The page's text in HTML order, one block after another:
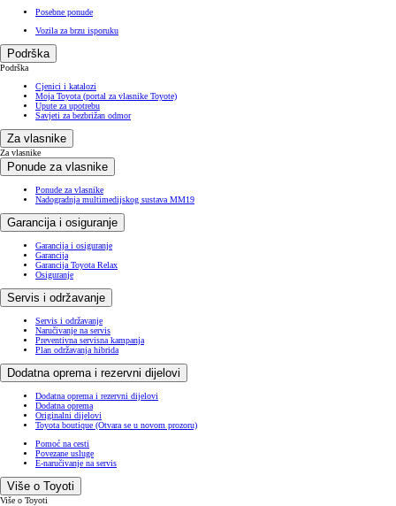
Posebne ponude
Vozila za brzu isporuku
Podrška
Podrška
Cjenici i katalozi
Moja Toyota (portal za vlasnike Toyote)
Upute za upotrebu
Savjeti za bezbrižan odmor
Za vlasnike
Za vlasnike
Ponude za vlasnike
Ponude za vlasnike
Nadogradnja multimedijskog sustava MM19
Garancija i osiguranje
Garancija i osiguranje
Garancija
Garancija Toyota Relax
Osiguranje
Servis i održavanje
Servis i održavanje
Naručivanje na servis
Preventivna servisna kampanja
Plan održavanja hibrida
Dodatna oprema i rezervni dijelovi
Dodatna oprema i rezervni dijelovi
Dodatna oprema
Originalni dijelovi
Toyota boutique (Otvara se u novom prozoru)
Pomoć na cesti
Povezane usluge
E-naručivanje na servis
Više o Toyoti
Više o Toyoti